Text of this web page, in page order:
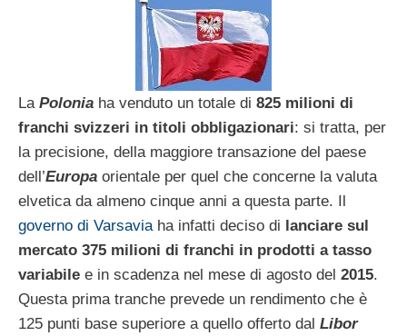
La Polonia ha venduto un totale di 825 milioni di
franchi svizzeri in titoli obbligazionari: si tratta, per
la precisione, della maggiore transazione del paese
dell’Europa orientale per quel che concerne la valuta
elvetica da almeno cinque anni a questa parte. Il
governo di Varsavia ha infatti deciso di lanciare sul
mercato 375 milioni di franchi in prodotti a tasso
variabile e in scadenza nel mese di agosto del 2015.
Questa prima tranche prevede un rendimento che è
125 punti base superiore a quello offerto dal Libor